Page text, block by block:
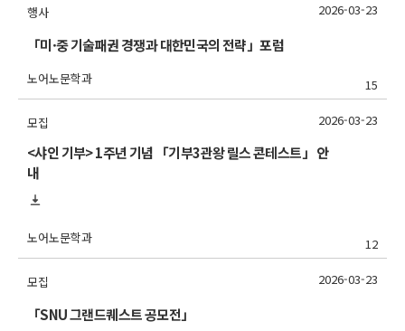
행사
「미·중 기술패권 경쟁과 대한민국의 전략」포럼
노어노문학과 15
2026-03-23
모집
<샤인 기부> 1주년 기념 「기부3관왕 릴스 콘테스트」 안
내
노어노문학과 12
2026-03-23
모집
「SNU 그랜드퀘스트 공모전」
2026-03-23